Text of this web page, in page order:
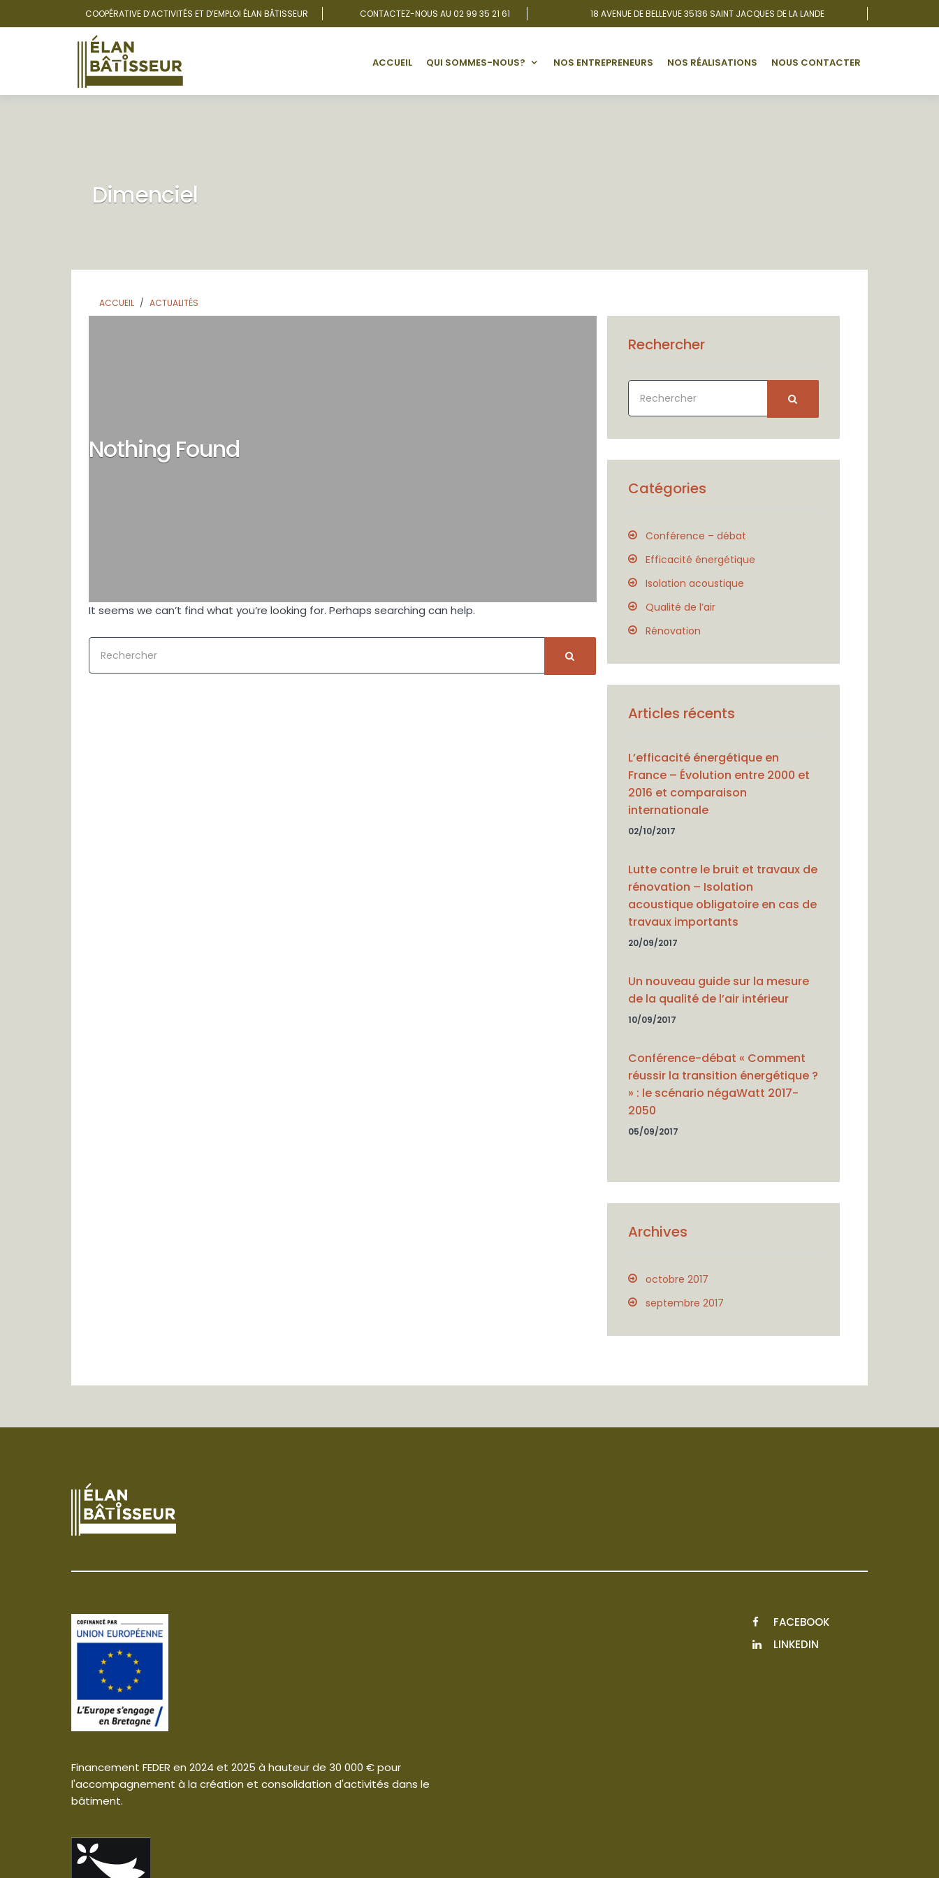
COOPÉRATIVE D’ACTIVITÉS ET D’EMPLOI ÉLAN BÂTISSEUR CONTACTEZ-NOUS AU 02 99 35 21 61 18 AVENUE DE BELLEVUE 35136 SAINT JACQUES DE LA LANDE
ACCUEIL QUI SOMMES-NOUS? NOS ENTREPRENEURS NOS RÉALISATIONS NOUS CONTACTER
Dimenciel
ACCUEIL ACTUALITÉS
Nothing Found
It seems we can’t find what you’re looking for. Perhaps searching can help.
Rechercher
Catégories
Conférence – débat
Efficacité énergétique
Isolation acoustique
Qualité de l’air
Rénovation
Articles récents
L’efficacité énergétique en
France – Évolution entre 2000 et
2016 et comparaison
internationale
02/10/2017
Lutte contre le bruit et travaux de
rénovation – Isolation
acoustique obligatoire en cas de
travaux importants
20/09/2017
Un nouveau guide sur la mesure
de la qualité de l’air intérieur
10/09/2017
Conférence-débat « Comment
réussir la transition énergétique ?
» : le scénario négaWatt 2017-
2050
05/09/2017
Archives
octobre 2017
septembre 2017
Financement FEDER en 2024 et 2025 à hauteur de 30 000 € pour
l'accompagnement à la création et consolidation d'activités dans le
bâtiment.
FACEBOOK
LINKEDIN